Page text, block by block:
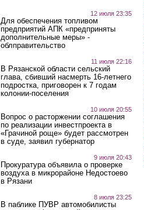
12 июля 23:35
Для обеспечения топливом
предприятий АПК «предприняты
дополнительные меры» -
облправительство
11 июля 22:16
В Рязанской области сельский
глава, сбивший насмерть 16-летнего
подростка, приговорен к 7 годам
колонии-поселения
10 июля 20:55
Вопрос о расторжении соглашения
по реализации инвестпроекта в
«Грачиной роще» будет рассмотрен
в суде, заявил губернатор
9 июля 20:43
Прокуратура объявила о проверке
воздуха в микрорайоне Недостоево
в Рязани
8 июля 23:25
В паблике ПУВР автомобилисты